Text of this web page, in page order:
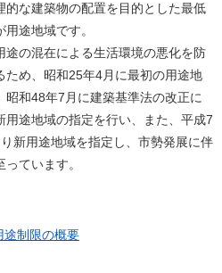
な建築物の配置を目的とした最低
途地域です。
の混在による生活環境の悪化を防
ため、昭和25年4月に最初の用途地
和48年7月に建築基準法の改正に
用途地域の指定を行い、また、平成7
新用途地域を指定し、市勢発展に伴
ています。
途制限の概要